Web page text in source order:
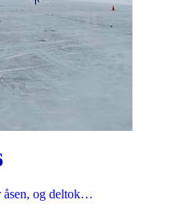
åsen, og deltok…